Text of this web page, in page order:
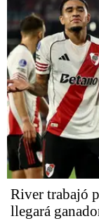
River trabajó
llegará